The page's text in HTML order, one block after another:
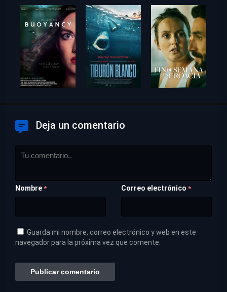
Deja un comentario
Nombre * Correo electrónico *
Guarda mi nombre, correo electrónico y web en este
navegador para la próxima vez que comente.